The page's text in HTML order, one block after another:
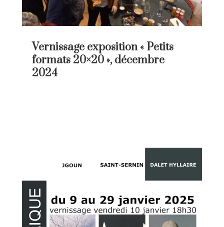
Vernissage exposition « Petits
formats 20×20 », décembre
2024